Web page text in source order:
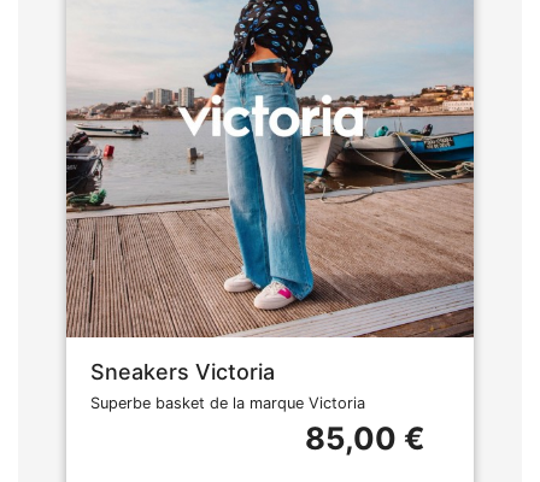
Sneakers Victoria
Superbe basket de la marque Victoria
85,00 €